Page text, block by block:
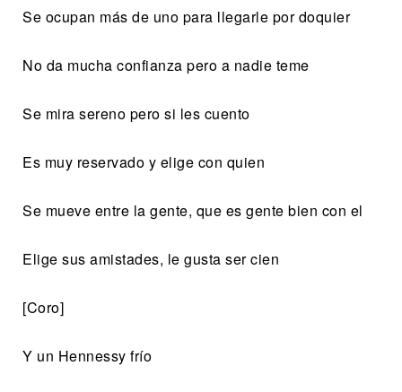
Se ocupan más de uno para llegarle por doquier
No da mucha confianza pero a nadie teme
Se mira sereno pero si les cuento
Es muy reservado y elige con quien
Se mueve entre la gente, que es gente bien con el
Elige sus amistades, le gusta ser cien
[Coro]
Y un Hennessy frío